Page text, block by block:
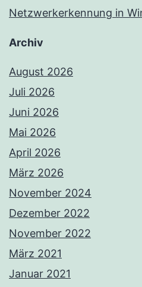
Netzwerkerkennung in
Archiv
August 2026
Juli 2026
Juni 2026
Mai 2026
April 2026
März 2026
November 2024
Dezember 2022
November 2022
März 2021
Januar 2021